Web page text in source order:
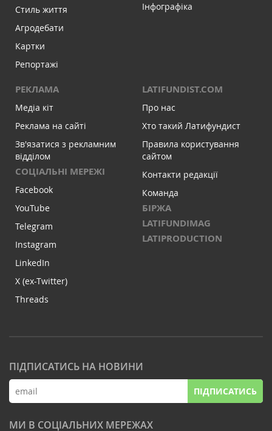
Стиль життя
Агродебати
Картки
Репортажі
Інфографіка
РЕКЛАМА
Медіа кіт
Реклама на сайті
Зв'язатися з рекламним
відділом
СОЦІАЛЬНІ МЕРЕЖІ
Facebook
YouTube
Telegram
Instagram
LinkedIn
X (ex-Twitter)
Threads
LATIFUNDIST.COM
Про нас
Хто такий Латифундист
Правила користування
сайтом
Контакти редакції
Команда
БІРЖА
LATIFUNDIMAG
LATIPRODUCTION
ПІДПИСАТИСЬ НА НОВИНИ
ПІДПИСАТИСЬ
МИ В СОЦІАЛЬНИХ МЕРЕЖАХ